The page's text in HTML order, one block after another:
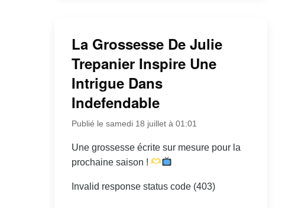
La Grossesse De Julie
Trepanier Inspire Une
Intrigue Dans
Indefendable
Publié le samedi 18 juillet à 01:01
Une grossesse écrite sur mesure pour la
prochaine saison !
Invalid response status code (403)